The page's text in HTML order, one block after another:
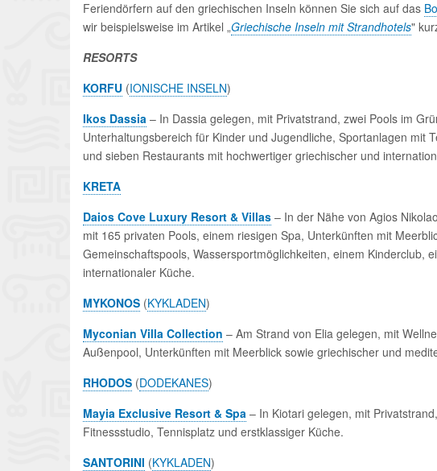
Feriendörfern auf den griechischen Inseln können Sie sich auf das
wir beispielsweise im Artikel „Griechische Inseln mit Strandhotels"
RESORTS
KORFU (IONISCHE INSELN)
Ikos Dassia – In Dassia gelegen, mit Privatstrand, zwei Pools im
Unterhaltungsbereich für Kinder und Jugendliche, Sportanlagen mit
und sieben Restaurants mit hochwertiger griechischer und
KRETA
Daios Cove Luxury Resort & Villas – In der Nähe von Agios
mit 165 privaten Pools, einem riesigen Spa, Unterkünften mit
Gemeinschaftspools, Wassersportmöglichkeiten, einem Kinderclub,
internationaler Küche.
MYKONOS (KYKLADEN)
Myconian Villa Collection – Am Strand von Elia gelegen, mit
Außenpool, Unterkünften mit Meerblick sowie griechischer und
RHODOS (DODEKANES)
Mayia Exclusive Resort & Spa – In Kiotari gelegen, mit
Fitnessstudio, Tennisplatz und erstklassiger Küche.
SANTORINI (KYKLADEN)